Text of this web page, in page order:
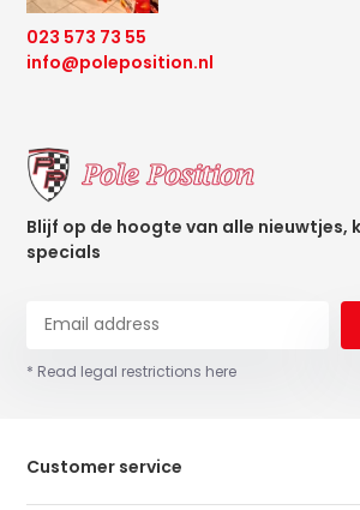
023 573 73 55
info@poleposition.nl
Blijf op de hoogte van alle nieuwtjes,
specials
* Read legal restrictions here
Customer service